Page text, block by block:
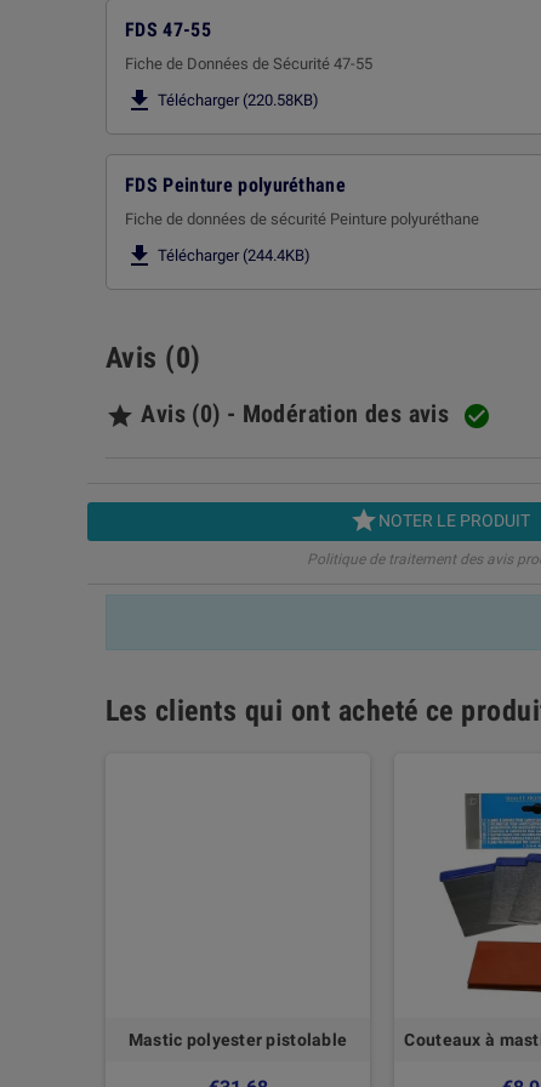
FDS 47-55
Fiche de Données de Sécurité 47-55
 Télécharger (220.58KB)
FDS Peinture polyuréthane
Fiche de données de sécurité Peinture polyuréthane
 Télécharger (244.4KB)
Avis (0)
 Avis (0) - Modération des avis 
NOTER LE PRODUIT
Politique de traitement des avis
Les clients qui ont acheté ce
Mastic polyester pistolable Couteaux à